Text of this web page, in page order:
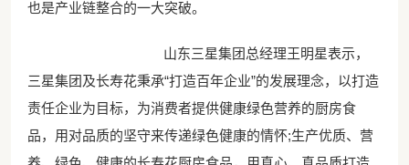
也是产业链整合的一大突破。
山东三星集团总经理王明星表示，
三星集团及长寿花秉承“打造百年企业”的发展理念，以打造
责任企业为目标，为消费者提供健康绿色营养的厨房食
品，用对品质的坚守来传递绿色健康的情怀;生产优质、营